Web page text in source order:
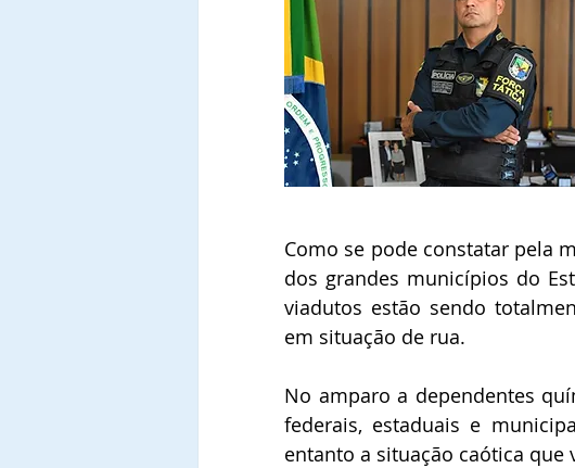
Como se pode constatar pela
dos grandes municípios do
viadutos estão sendo
em situação de rua.
No amparo a dependentes
federais, estaduais e
entanto a situação caótica